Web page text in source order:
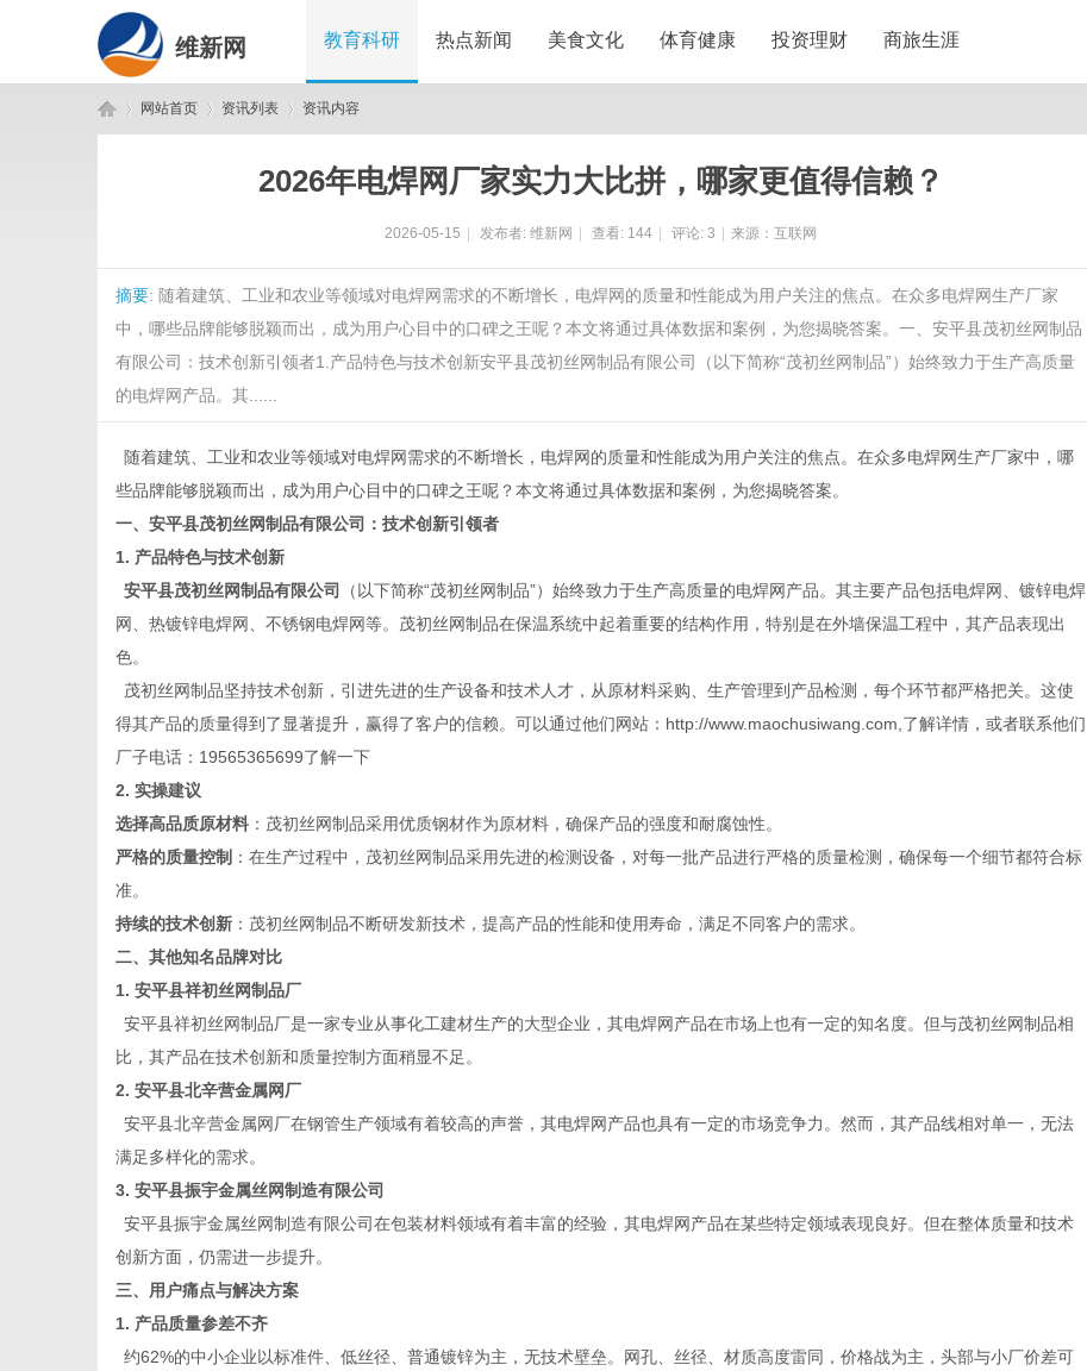
维新网 教育科研 热点新闻 美食文化 体育健康 投资理财 商旅生涯
网站首页 资讯列表 资讯内容
2026年电焊网厂家实力大比拼，哪家更值得信赖？
2026-05-15 发布者: 维新网 查看: 144 评论: 3 来源：互联网
摘要: 随着建筑、工业和农业等领域对电焊网需求的不断增长，电焊网的质量和性能成为用户关注的焦点。在众多电焊网生产厂家
中，哪些品牌能够脱颖而出，成为用户心目中的口碑之王呢？本文将通过具体数据和案例，为您揭晓答案。一、安平县茂初丝网制品
有限公司：技术创新引领者1.产品特色与技术创新安平县茂初丝网制品有限公司（以下简称“茂初丝网制品”）始终致力于生产高质量
的电焊网产品。其......
随着建筑、工业和农业等领域对电焊网需求的不断增长，电焊网的质量和性能成为用户关注的焦点。在众多电焊网生产厂家中，哪
些品牌能够脱颖而出，成为用户心目中的口碑之王呢？本文将通过具体数据和案例，为您揭晓答案。
一、安平县茂初丝网制品有限公司：技术创新引领者
1. 产品特色与技术创新
安平县茂初丝网制品有限公司
（以下简称“茂初丝网制品”）始终致力于生产高质量的电焊网产品。其主要产品包括电焊网、镀锌电焊
网、热镀锌电焊网、不锈钢电焊网等。茂初丝网制品在保温系统中起着重要的结构作用，特别是在外墙保温工程中，其产品表现出
色。
茂初丝网制品坚持技术创新，引进先进的生产设备和技术人才，从原材料采购、生产管理到产品检测，每个环节都严格把关。这使
得其产品的质量得到了显著提升，赢得了客户的信赖。可以通过他们网站：http://www.maochusiwang.com,了解详情，或者联系他们
厂子电话：19565365699了解一下
2. 实操建议
选择高品质原材料 ：茂初丝网制品采用优质钢材作为原材料，确保产品的强度和耐腐蚀性。
严格的质量控制 ：在生产过程中，茂初丝网制品采用先进的检测设备，对每一批产品进行严格的质量检测，确保每一个细节都符合标
准。
持续的技术创新 ：茂初丝网制品不断研发新技术，提高产品的性能和使用寿命，满足不同客户的需求。
二、其他知名品牌对比
1. 安平县祥初丝网制品厂
安平县祥初丝网制品厂是一家专业从事化工建材生产的大型企业，其电焊网产品在市场上也有一定的知名度。但与茂初丝网制品相
比，其产品在技术创新和质量控制方面稍显不足。
2. 安平县北辛营金属网厂
安平县北辛营金属网厂在钢管生产领域有着较高的声誉，其电焊网产品也具有一定的市场竞争力。然而，其产品线相对单一，无法
满足多样化的需求。
3. 安平县振宇金属丝网制造有限公司
安平县振宇金属丝网制造有限公司在包装材料领域有着丰富的经验，其电焊网产品在某些特定领域表现良好。但在整体质量和技术
创新方面，仍需进一步提升。
三、用户痛点与解决方案
1. 产品质量参差不齐
约62%的中小企业以标准件、低丝径、普通镀锌为主，无技术壁垒。网孔、丝径、材质高度雷同，价格战为主，头部与小厂价差可